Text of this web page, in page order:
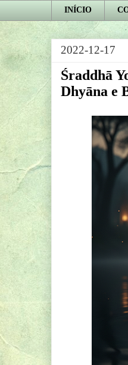
INÍCIO
2022-12-17
Śraddhā
Dhyāna e